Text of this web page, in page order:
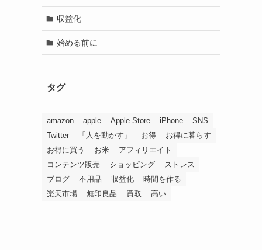
収益化
始める前に
タグ
amazon apple Apple Store iPhone
SNS
Twitter
「人を動かす」 お得
お得に暮らす
お得に買う
お米
アフィリエイト
コンテンツ販売
ショッピング
ストレス
ブログ
不用品 収益化
時間を作る
楽天市場
無印良品 買取 高い